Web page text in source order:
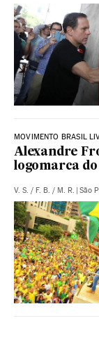
MOVIMENTO BRASIL
Alexandre
logomarca do
V. S. / F. B. / M. R. | São